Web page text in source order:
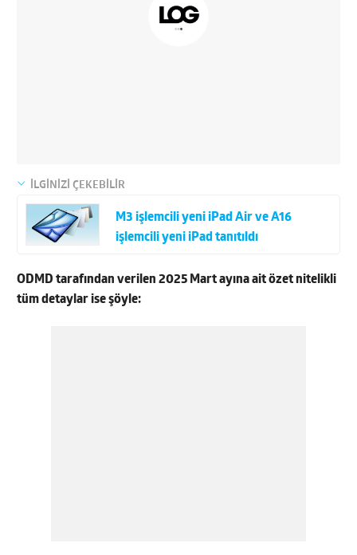
İLGİNİZİ ÇEKEBİLİR
M3 işlemcili yeni iPad Air ve A16
işlemcili yeni iPad tanıtıldı
ODMD tarafından verilen 2025 Mart ayına ait özet nitelikli
tüm detaylar ise şöyle: